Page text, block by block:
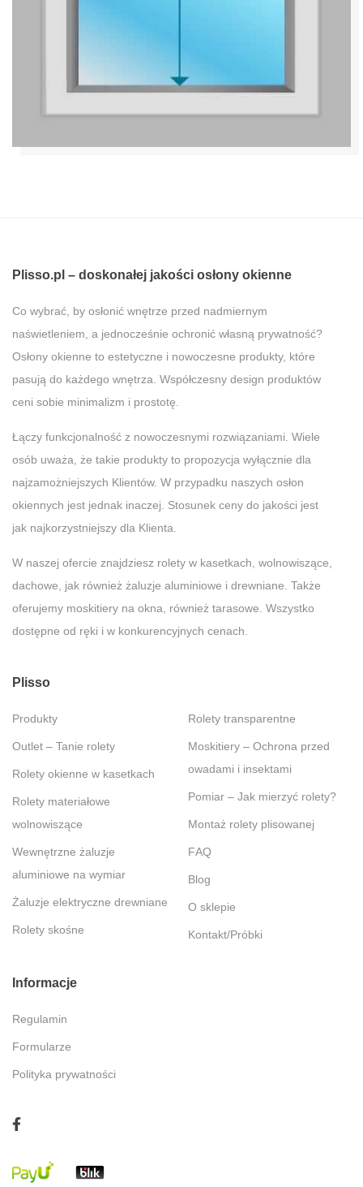
Plisso.pl – doskonałej jakości osłony okienne
Co wybrać, by osłonić wnętrze przed nadmiernym
naświetleniem, a jednocześnie ochronić własną prywatność?
Osłony okienne to estetyczne i nowoczesne produkty, które
pasują do każdego wnętrza. Współczesny design produktów
ceni sobie minimalizm i prostotę.
Łączy funkcjonalność z nowoczesnymi rozwiązaniami. Wiele
osób uważa, że takie produkty to propozycja wyłącznie dla
najzamożniejszych Klientów. W przypadku naszych osłon
okiennych jest jednak inaczej. Stosunek ceny do jakości jest
jak najkorzystniejszy dla Klienta.
W naszej ofercie znajdziesz rolety w kasetkach, wolnowiszące,
dachowe, jak również żaluzje aluminiowe i drewniane. Także
oferujemy moskitiery na okna, również tarasowe. Wszystko
dostępne od ręki i w konkurencyjnych cenach.
Plisso
Produkty
Outlet – Tanie rolety
Rolety okienne w kasetkach
Rolety materiałowe
wolnowiszące
Wewnętrzne żaluzje
aluminiowe na wymiar
Żaluzje elektryczne drewniane
Rolety skośne
Rolety transparentne
Moskitiery – Ochrona przed
owadami i insektami
Pomiar – Jak mierzyć rolety?
Montaż rolety plisowanej
FAQ
Blog
O sklepie
Kontakt/Próbki
Informacje
Regulamin
Formularze
Polityka prywatności